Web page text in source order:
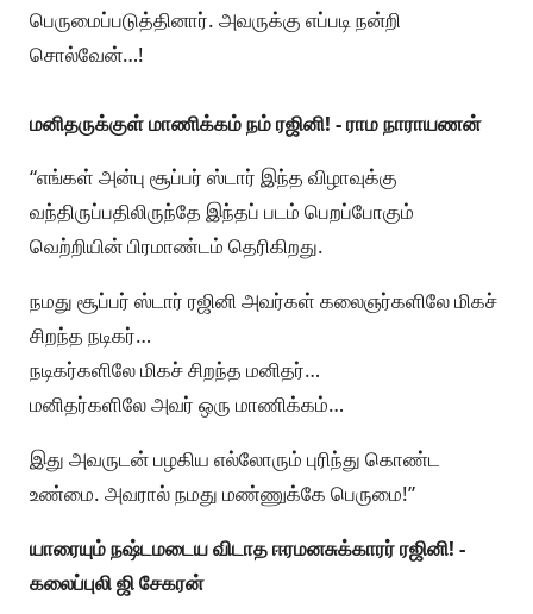
பெருமைப்படுத்தினார். அவருக்கு எப்படி நன்றி
சொல்வேன்…!
மனிதருக்குள் மாணிக்கம் நம் ரஜினி! - ராம நாராயணன்
“எங்கள் அன்பு சூப்பர் ஸ்டார் இந்த விழாவுக்கு
வந்திருப்பதிலிருந்தே இந்தப் படம் பெறப்போகும்
வெற்றியின் பிரமாண்டம் தெரிகிறது.
நமது சூப்பர் ஸ்டார் ரஜினி அவர்கள் கலைஞர்களிலே மிகச்
சிறந்த நடிகர்…
நடிகர்களிலே மிகச் சிறந்த மனிதர்…
மனிதர்களிலே அவர் ஒரு மாணிக்கம்…
இது அவருடன் பழகிய எல்லோரும் புரிந்து கொண்ட
உண்மை. அவரால் நமது மண்ணுக்கே பெருமை!”
யாரையும் நஷ்டமடைய விடாத ஈரமனசுக்காரர் ரஜினி! -
கலைப்புலி ஜி சேகரன்